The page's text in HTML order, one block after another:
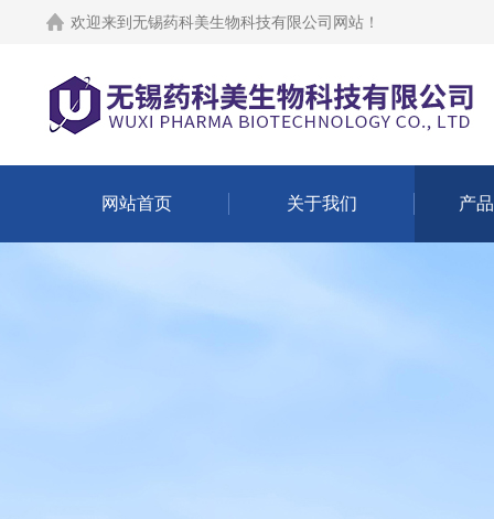
欢迎来到 无锡药科美生物科技有限公司网站 ！
网站首页 关于我们 产